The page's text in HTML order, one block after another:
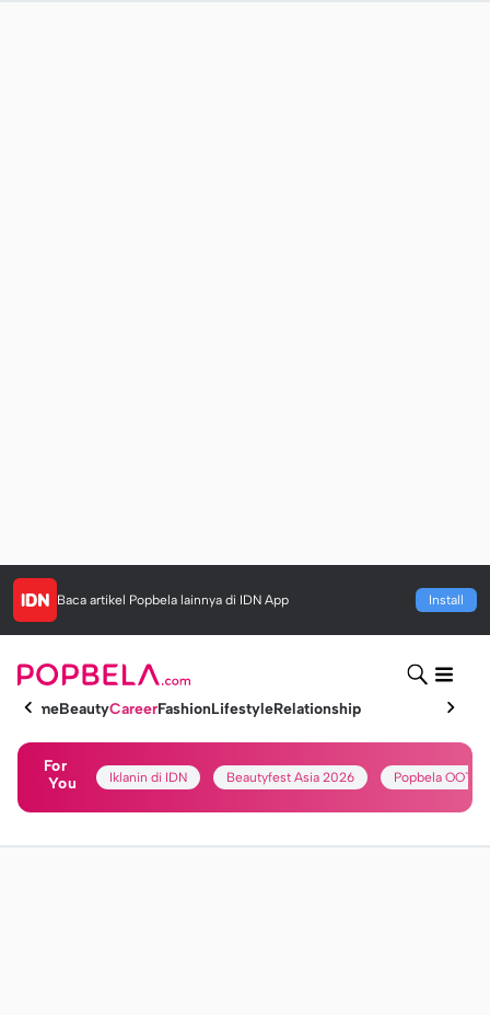
Baca artikel Popbela lainnya di IDN App Install
HomeBeautyCareerFashionLifestyleRelationship
For
You
Iklanin di IDN Beautyfest Asia 2026 Popbela OOTD